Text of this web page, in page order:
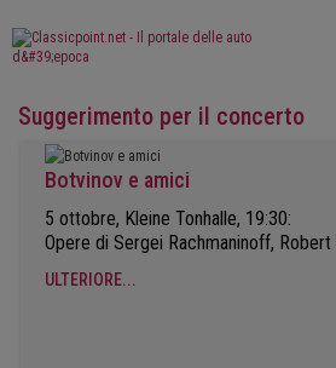
Suggerimento per il concerto
Botvinov e amici
5 ottobre, Kleine Tonhalle, 19:30:
Opere di Sergei Rachmaninoff,
ULTERIORE...